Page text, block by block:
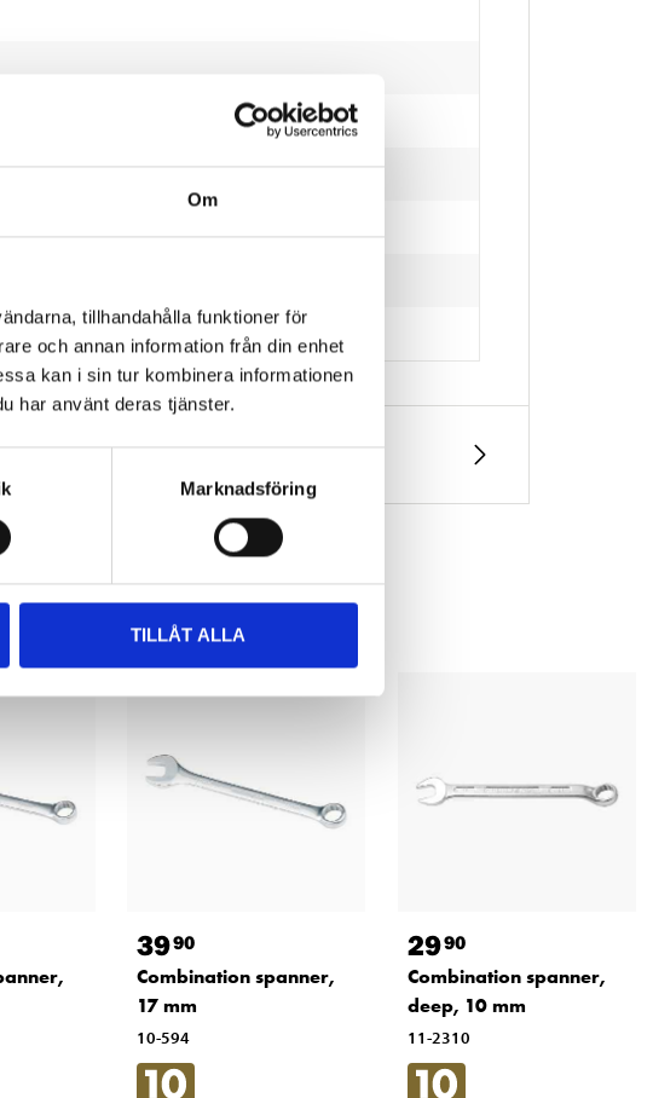
Om
tillhandahålla funktioner för
och annan information från din enhet
kan i sin tur kombinera informationen
har använt deras tjänster.
Marknadsföring
TILLÅT ALLA
3990
Combination spanner,
17 mm
10-594
2990
Combination spanner,
deep, 10 mm
11-2310